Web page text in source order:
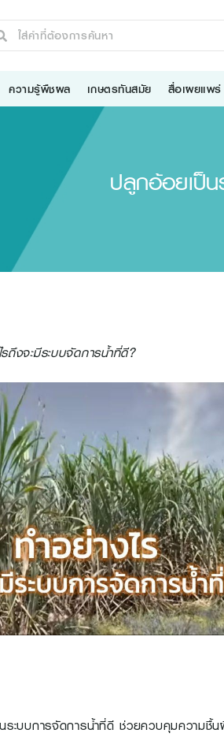
ความรู้พืชผล เกษตรทันสมัย สื่อเผยแพร่
ปลูกอ้อยเป็
งจะมีระบบจัดการน้ำที่ดี?
ระบบการจัดการน้ำที่ดี ช่วยควบคุมความชื้